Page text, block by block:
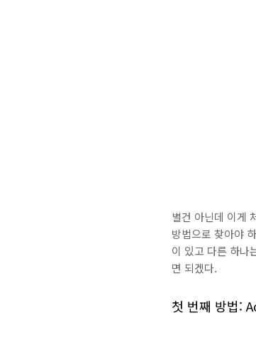
별건 아닌데 이게
방법으로 찾아야
이 있고 다른 하나
면 되겠다.
첫 번째 방법: